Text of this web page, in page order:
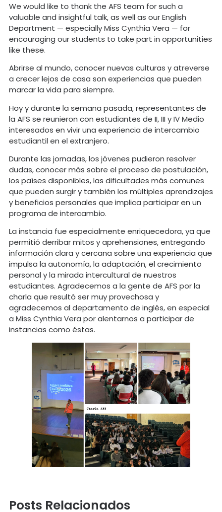
We would like to thank the AFS team for such a
valuable and insightful talk, as well as our English
Department — especially Miss Cynthia Vera — for
encouraging our students to take part in opportunities
like these.
Abrirse al mundo, conocer nuevas culturas y atreverse
a crecer lejos de casa son experiencias que pueden
marcar la vida para siempre.
Hoy y durante la semana pasada, representantes de
la AFS se reunieron con estudiantes de II, III y IV Medio
interesados en vivir una experiencia de intercambio
estudiantil en el extranjero.
Durante las jornadas, los jóvenes pudieron resolver
dudas, conocer más sobre el proceso de postulación,
los países disponibles, las dificultades más comunes
que pueden surgir y también los múltiples aprendizajes
y beneficios personales que implica participar en un
programa de intercambio.
La instancia fue especialmente enriquecedora, ya que
permitió derribar mitos y aprehensiones, entregando
información clara y cercana sobre una experiencia que
impulsa la autonomía, la adaptación, el crecimiento
personal y la mirada intercultural de nuestros
estudiantes. Agradecemos a la gente de AFS por la
charla que resultó ser muy provechosa y
agradecemos al departamento de inglés, en especial
a Miss Cynthia Vera por alentarnos a participar de
instancias como éstas.
Posts Relacionados